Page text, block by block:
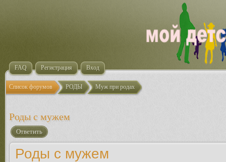
FAQ Регистрация Вход
Список форумов РОДЫ Муж при родах
Роды с мужем
Ответить
Роды с мужем